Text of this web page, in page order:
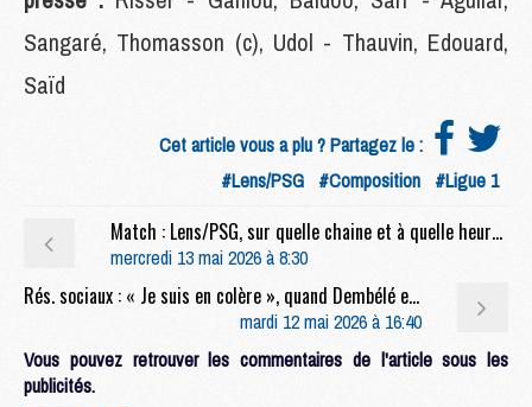
Sangaré, Thomasson (c), Udol - Thauvin, Edouard,
Saïd
Cet article vous a plu ? Partagez le :
#Lens/PSG #Composition #Ligue 1
Match : Lens/PSG, sur quelle chaine et à quelle heure regarder le match ?
mercredi 13 mai 2026 à 8:30
Rés. sociaux : « Je suis en colère », quand Dembélé et Doué jouent (mal) la comédie
mardi 12 mai 2026 à 16:40
Vous pouvez retrouver les commentaires de l'article sous les
publicités.